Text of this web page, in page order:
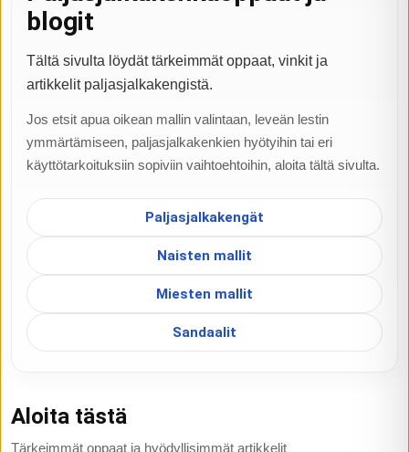
blogit
Tältä sivulta löydät tärkeimmät oppaat, vinkit ja
artikkelit paljasjalkakengistä.
Jos etsit apua oikean mallin valintaan, leveän lestin
ymmärtämiseen, paljasjalkakenkien hyötyihin tai eri
käyttötarkoituksiin sopiviin vaihtoehtoihin, aloita tältä sivulta.
Paljasjalkakengät
Naisten mallit
Miesten mallit
Sandaalit
Aloita tästä
Tärkeimmät oppaat ja hyödyllisimmät artikkelit